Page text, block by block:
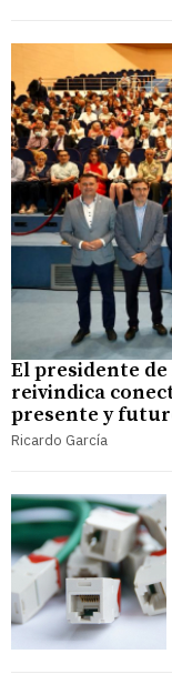
El presidente
reivindica
presente y
Ricardo García